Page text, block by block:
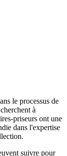
le processus de
à
priseurs ont une
dans l'expertise
suivre pour